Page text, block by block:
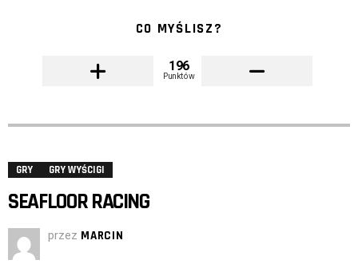
CO MYŚLISZ?
196
Punktów
GRY GRY WYŚCIGI
SEAFLOOR RACING
przez MARCIN